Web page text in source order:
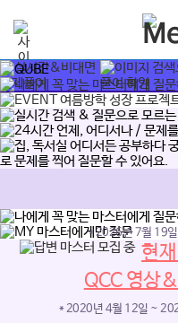
* 2026년 7월 19일
현
QCC 영상
* 2020년 4월 12일 ~